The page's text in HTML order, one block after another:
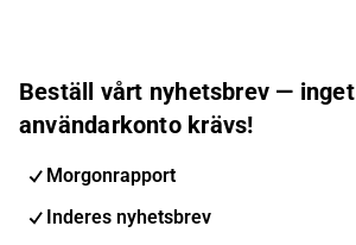
Beställ vårt nyhetsbrev — inget
användarkonto krävs!
Morgonrapport
Inderes nyhetsbrev